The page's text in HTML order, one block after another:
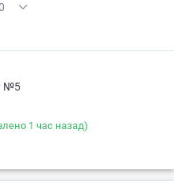
№5
1 час назад)